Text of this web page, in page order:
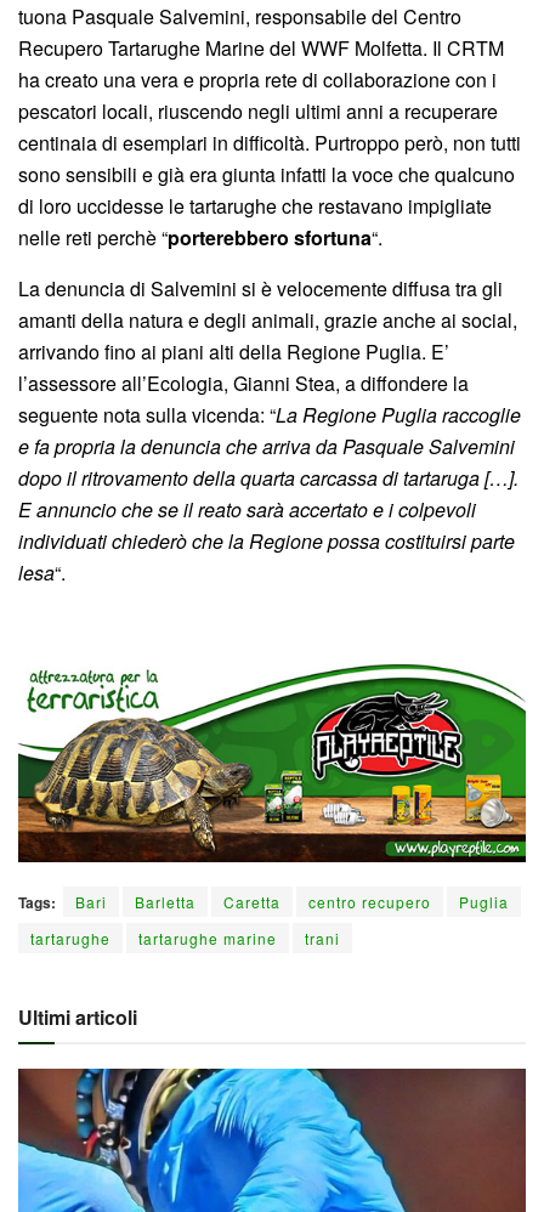
tuona Pasquale Salvemini, responsabile del Centro
Recupero Tartarughe Marine del WWF Molfetta. Il CRTM
ha creato una vera e propria rete di collaborazione con i
pescatori locali, riuscendo negli ultimi anni a recuperare
centinaia di esemplari in difficoltà. Purtroppo però, non tutti
sono sensibili e già era giunta infatti la voce che qualcuno
di loro uccidesse le tartarughe che restavano impigliate
nelle reti perchè “porterebbero sfortuna“.
La denuncia di Salvemini si è velocemente diffusa tra gli
amanti della natura e degli animali, grazie anche ai social,
arrivando fino ai piani alti della Regione Puglia. E’
l’assessore all’Ecologia, Gianni Stea, a diffondere la
seguente nota sulla vicenda: “La Regione Puglia raccoglie
e fa propria la denuncia che arriva da Pasquale Salvemini
dopo il ritrovamento della quarta carcassa di tartaruga […].
E annuncio che se il reato sarà accertato e i colpevoli
individuati chiederò che la Regione possa costituirsi parte
lesa“.
Tags: Bari Barletta Caretta centro recupero
Puglia
tartarughe
tartarughe marine trani
Ultimi articoli